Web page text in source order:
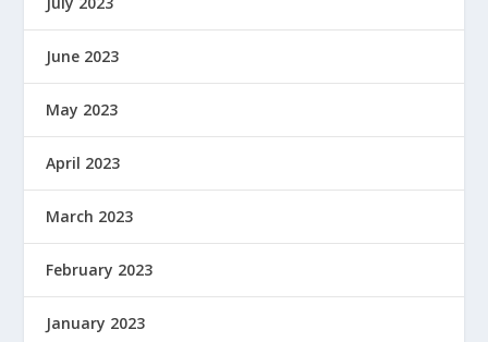
June 2023
May 2023
April 2023
March 2023
February 2023
January 2023